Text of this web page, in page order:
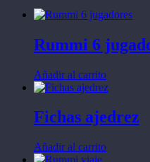
Rummi 6
Añadir al carrito
Fichas ajedrez
Añadir al carrito